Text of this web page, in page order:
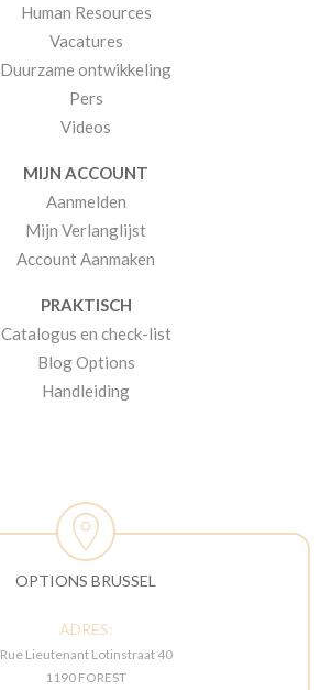
Human Resources
Vacatures
Duurzame ontwikkeling
Pers
Videos
MIJN ACCOUNT
Aanmelden
Mijn Verlanglijst
Account Aanmaken
PRAKTISCH
Catalogus en check-list
Blog Options
Handleiding
OPTIONS BRUSSEL
ADRES:
Rue Lieutenant Lotinstraat 40
1190 FOREST